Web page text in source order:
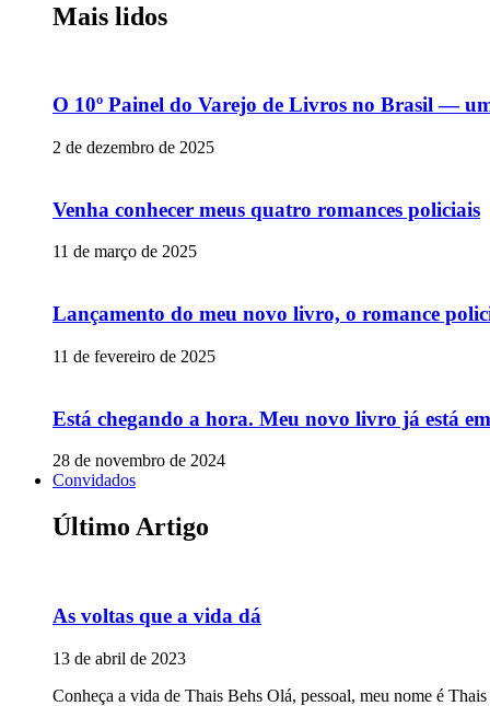
Mais lidos
O 10º Painel do Varejo de Livros no Brasil —
2 de dezembro de 2025
Venha conhecer meus quatro romances policiais
11 de março de 2025
Lançamento do meu novo livro, o romance
11 de fevereiro de 2025
Está chegando a hora. Meu novo livro já está
28 de novembro de 2024
Convidados
Último Artigo
As voltas que a vida dá
13 de abril de 2023
Conheça a vida de Thais Behs Olá, pessoal, meu nome é